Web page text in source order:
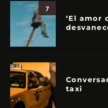
7
‘El amor
taxi